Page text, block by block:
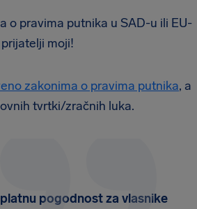
o pravima putnika u SAD-u ili EU-
moji!
zakonima o pravima putnika, a
tvrtki/zračnih luka.
pogodnost za vlasnike